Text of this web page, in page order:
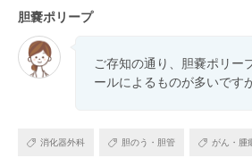
胆嚢ポリープ
ご存知の通り、胆嚢ポリー
ールによるものが多いです
消化器外科 胆のう・胆管 がん・腫